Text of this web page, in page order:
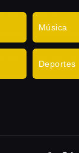
Música
Deportes